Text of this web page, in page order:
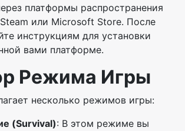
платформы распространения
или Microsoft Store. После
инструкциям для установки
вами платформе.
Режима Игры
несколько режимов игры:
(Survival): В этом режиме вы